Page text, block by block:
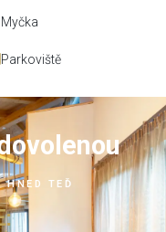
Myčka
Parkoviště
HNED TEĎ